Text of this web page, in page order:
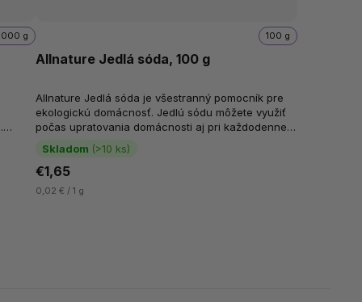
g
Allnature Jedlá sóda, 100 g
Skladom (>10 ks)
100 g
€1,65
0,02 € / 1 g
Allnature Jedlá sóda je všestranný pomocník pre
ekologickú domácnosť. Jedlú sódu môžete využiť
počas upratovania domácnosti aj pri každodennej
hygiene. Pôsobí zásadito, môže...